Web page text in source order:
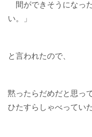
間ができそうになっ
い。」
と言われたので、
黙ったらだめだと思って
ひたすらしゃべってい